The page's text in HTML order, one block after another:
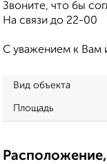
Звоните, что бы
На связи до 22-00
С уважением к Вам
Вид объекта
Площадь